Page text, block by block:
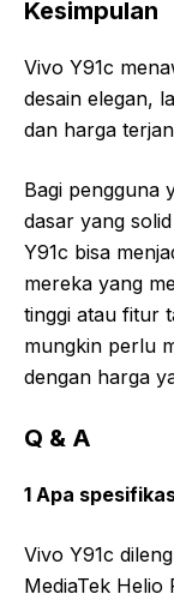
Kesimpulan
Vivo Y91c
desain elegan,
dan harga
Bagi pengguna
dasar yang
Y91c bisa
mereka yang
tinggi atau fitur
mungkin perlu
dengan harga
Q & A
1 Apa
Vivo Y91c
MediaTek Helio